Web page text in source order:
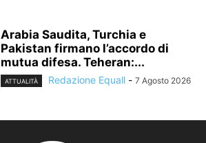
Arabia Saudita, Turchia e
Pakistan firmano l’accordo di
mutua difesa. Teheran:...
ATTUALITÀ Redazione Equall - 7 Agosto 2026